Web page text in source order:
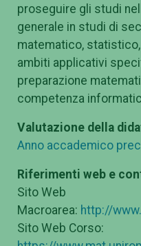
proseguire gli studi
generale in studi di
matematico,
ambiti applicativi
preparazione
competenza
Valutazione della
Anno accademico
Riferimenti web e
Sito Web
Macroarea: http://
Sito Web Corso: